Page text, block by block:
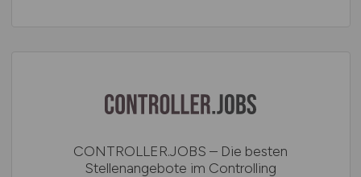
CONTROLLER.JOBS – Die besten
Stellenangebote im Controlling